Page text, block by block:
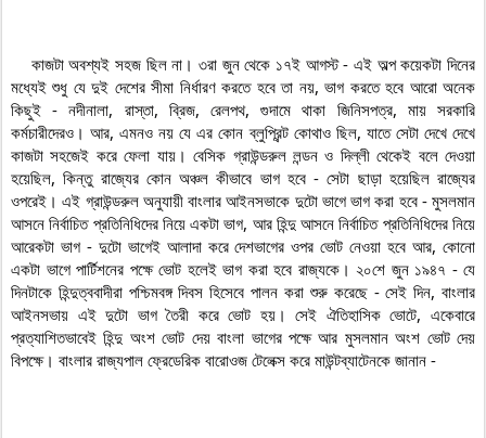
মধ্যেই শুধু যে দুই দেশের সীমা নির্ধারণ করতে হবে তা নয়, ভাগ করতে হবে আরো অনেক
কিছুই - নদীনালা, রাস্তা, ব্রিজ, রেলপথ, গুদামে থাকা জিনিসপত্র, মায় সরকারি
কর্মচারীদেরও। আর, এমনও নয় যে এর কোন ব্লুপ্রিন্ট কোথাও ছিল, যাতে সেটা দেখে দেখে
কাজটা সহজেই করে ফেলা যায়। বেসিক গ্রাউন্ডরুল লন্ডন ও দিল্লী থেকেই বলে দেওয়া
হয়েছিল, কিন্তু রাজ্যের কোন অঞ্চল কীভাবে ভাগ হবে - সেটা ছাড়া হয়েছিল রাজ্যের
ওপরেই। এই গ্রাউন্ডরুল অনুযায়ী বাংলার আইনসভাকে দুটো ভাগে ভাগ করা হবে - মুসলমান
আসনে নির্বাচিত প্রতিনিধিদের নিয়ে একটা ভাগ, আর হিন্দু আসনে নির্বাচিত প্রতিনিধিদের নিয়ে
আরেকটা ভাগ - দুটো ভাগেই আলাদা করে দেশভাগের ওপর ভোট নেওয়া হবে আর, কোনো
একটা ভাগে পার্টিশনের পক্ষে ভোট হলেই ভাগ করা হবে রাজ্যকে। ২০শে জুন ১৯৪৭ - যে
দিনটাকে হিন্দুত্ববাদীরা পশ্চিমবঙ্গ দিবস হিসেবে পালন করা শুরু করেছে - সেই দিন, বাংলার
আইনসভায় এই দুটো ভাগ তৈরী করে ভোট হয়। সেই ঐতিহাসিক ভোটে, একেবারে
প্রত্যাশিতভাবেই হিন্দু অংশ ভোট দেয় বাংলা ভাগের পক্ষে আর মুসলমান অংশ ভোট দেয়
বিপক্ষে। বাংলার রাজ্যপাল ফ্রেডেরিক বারোওজ টেলেক্স করে মাউন্টব্যাটেনকে জানান -